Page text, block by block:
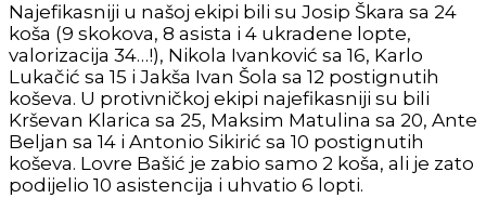
Najefikasniji u našoj ekipi bili su Josip Škara sa 24
koša (9 skokova, 8 asista i 4 ukradene lopte,
valorizacija 34…!), Nikola Ivanković sa 16, Karlo
Lukačić sa 15 i Jakša Ivan Šola sa 12 postignutih
koševa. U protivničkoj ekipi najefikasniji su bili
Krševan Klarica sa 25, Maksim Matulina sa 20, Ante
Beljan sa 14 i Antonio Sikirić sa 10 postignutih
koševa. Lovre Bašić je zabio samo 2 koša, ali je zato
podijelio 10 asistencija i uhvatio 6 lopti.